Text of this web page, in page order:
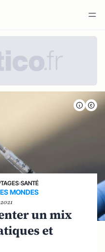
›SANTÉ
MONDES
un mix
et